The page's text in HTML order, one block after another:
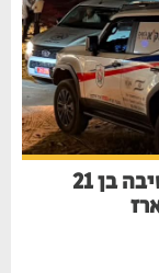
אסון בין הזמנים בבנימין: בחור ישיבה בן 21